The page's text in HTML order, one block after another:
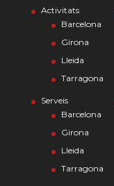
Activitats
Barcelona
Girona
Lleida
Tarragona
Serveis
Barcelona
Girona
Lleida
Tarragona